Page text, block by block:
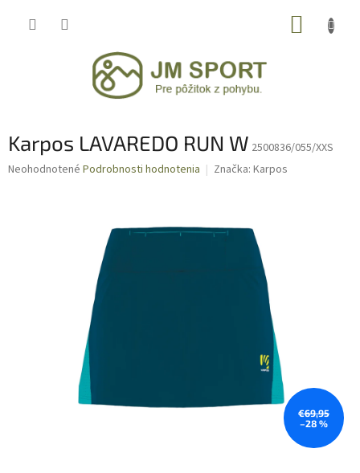
Karpos LAVAREDO RUN W 2500836/055/XXS
Priemerné
Neohodnotené Podrobnosti hodnotenia Značka: Karpos
€69,95
–28 %